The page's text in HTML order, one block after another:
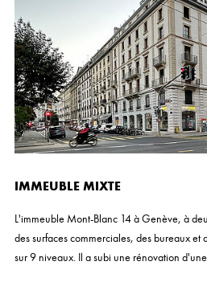
IMMEUBLE MIXTE
L'immeuble Mont-Blanc 14 à Genève, à
des surfaces commerciales, des bureaux et
sur 9 niveaux. Il a subi une rénovation